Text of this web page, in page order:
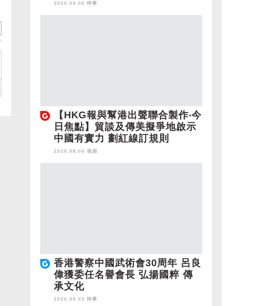
2026.08.06 時事
【HKG報與幫港出聲聯合製作‧今
日焦點】貿談及傳美擬爭地啟示
中國有實力 劃紅線訂規則
2026.08.04 視頻
香港警察中國武術會30周年 呂良
偉獲委任名譽會長 弘揚國粹 傳
承文化
2026.08.02 時事